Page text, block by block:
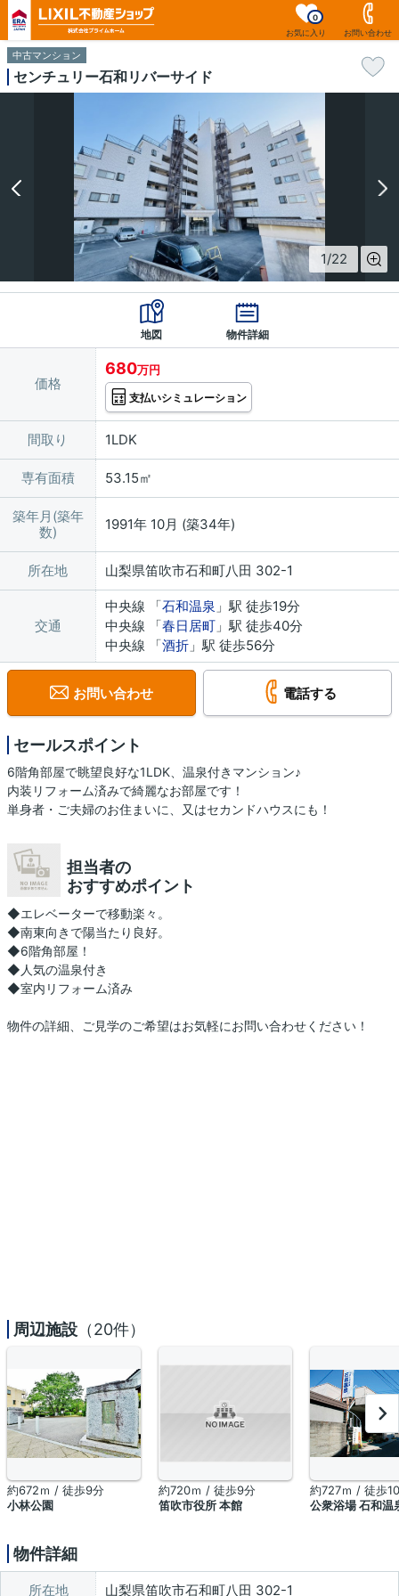
お気に入り
0
お問い合わせ
中古マンション
センチュリー石和リバーサイド
1/22
地図 物件詳細
価格
680万円
支払いシミュレーション
間取り 1LDK
専有面積 53.15㎡
築年月(築年
数)
1991年 10月 (築34年)
所在地 山梨県笛吹市石和町八田 302-1
交通
中央線 「石和温泉 」駅 徒歩19分
中央線 「春日居町 」駅 徒歩40分
中央線 「酒折 」駅 徒歩56分
お問い合わせ 電話する
セールスポイント
6階角部屋で眺望良好な1LDK、温泉付きマンション♪
内装リフォーム済みで綺麗なお部屋です！
単身者・ご夫婦のお住まいに、又はセカンドハウスにも！
担当者の
おすすめポイント
◆エレベーターで移動楽々。
◆南東向きで陽当たり良好。
◆6階角部屋！
◆人気の温泉付き
◆室内リフォーム済み
物件の詳細、ご見学のご希望はお気軽にお問い合わせください！
周辺施設 （20件）
約672ｍ / 徒歩9分
小林公園
約720ｍ / 徒歩9分
笛吹市役所 本館
約727ｍ / 徒歩
公衆浴場 石和温
物件詳細
所在地 山梨県笛吹市石和町八田 302-1